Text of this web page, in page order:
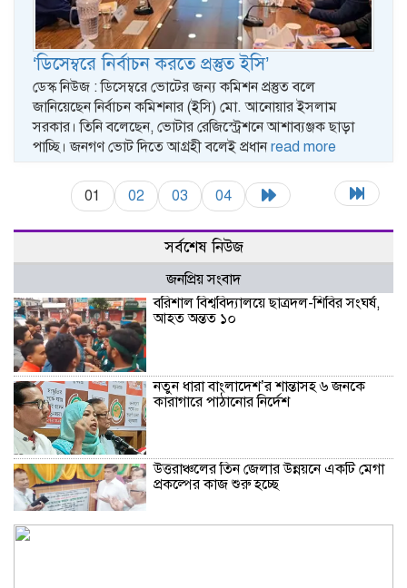
‘ডিসেম্বরে নির্বাচন করতে প্রস্তুত ইসি’
ডেস্ক নিউজ : ডিসেম্বরে ভোটের জন্য কমিশন প্রস্তুত বলে
জানিয়েছেন নির্বাচন কমিশনার (ইসি) মো. আনোয়ার ইসলাম
সরকার। তিনি বলেছেন, ভোটার রেজিস্ট্রেশনে আশাব্যঞ্জক ছাড়া
পাচ্ছি। জনগণ ভোট দিতে আগ্রহী বলেই প্রধানread more
01 02 03 04
সর্বশেষ নিউজ
জনপ্রিয় সংবাদ
বরিশাল বিশ্ববিদ্যালয়ে ছাত্রদল-শিবির সংঘর্ষ,
আহত অন্তত ১০
নতুন ধারা বাংলাদেশ’র শান্তাসহ ৬ জনকে
কারাগারে পাঠানোর নির্দেশ
উত্তরাঞ্চলের তিন জেলার উন্নয়নে একটি মেগা
প্রকল্পের কাজ শুরু হচ্ছে